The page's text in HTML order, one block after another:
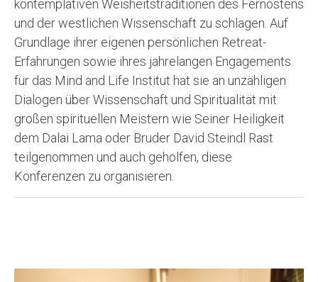
kontemplativen Weisheitstraditionen des Fernostens
und der westlichen Wissenschaft zu schlagen. Auf
Grundlage ihrer eigenen persönlichen Retreat-
Erfahrungen sowie ihres jahrelangen Engagements
für das Mind and Life Institut hat sie an unzähligen
Dialogen über Wissenschaft und Spiritualität mit
großen spirituellen Meistern wie Seiner Heiligkeit
dem Dalai Lama oder Bruder David Steindl Rast
teilgenommen und auch geholfen, diese
Konferenzen zu organisieren.